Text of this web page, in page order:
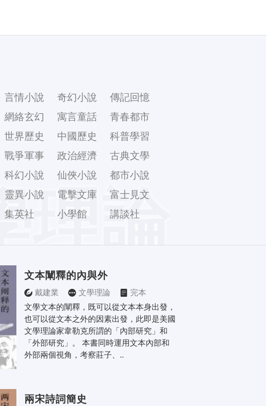
理論
言情小說 奇幻小說
傳記回憶
網絡玄幻 寓言童話
青春都市
世界歷史 中國歷史
科普學習
戰爭軍事 政治經濟
古典文學
科幻小說 仙俠小說
都市小說
靈異小說 電擊文庫
富士見文
庫
集英社 小學館
講談社
文本闡釋的內與外
戴建業 文學理論
完本
文學文本的闡釋，既可以從文本本身出發，
也可以從文本之外的因素出發，此即是美國
文學理論家韋勒克所謂的「內部研究」和
「外部研究」。 本書同時運用文本內部和
外部兩個視角，考察莊子、..
兩宋詩詞簡史